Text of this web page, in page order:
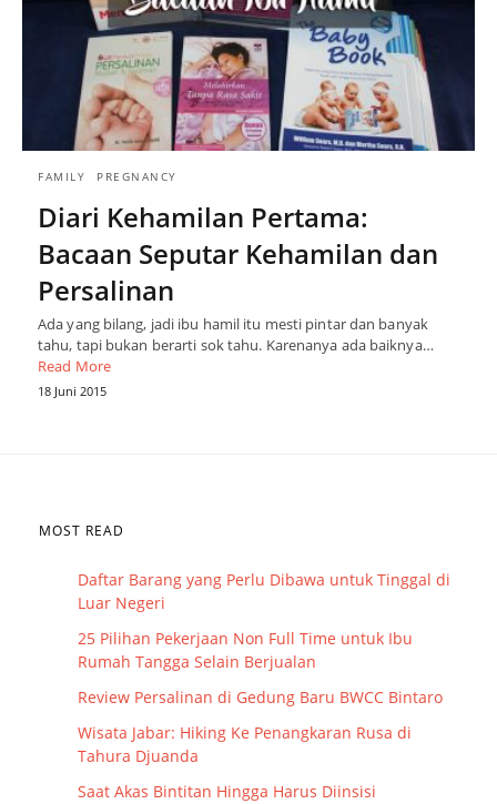
FAMILY PREGNANCY
Diari Kehamilan Pertama:
Bacaan Seputar Kehamilan dan
Persalinan
Ada yang bilang, jadi ibu hamil itu mesti pintar dan banyak
tahu, tapi bukan berarti sok tahu. Karenanya ada baiknya…
Read More
18 Juni 2015
MOST READ
Daftar Barang yang Perlu Dibawa untuk Tinggal di
Luar Negeri
25 Pilihan Pekerjaan Non Full Time untuk Ibu
Rumah Tangga Selain Berjualan
Review Persalinan di Gedung Baru BWCC Bintaro
Wisata Jabar: Hiking Ke Penangkaran Rusa di
Tahura Djuanda
Saat Akas Bintitan Hingga Harus Diinsisi